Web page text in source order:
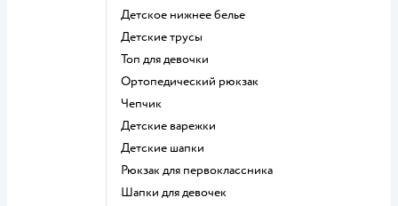
Детское нижнее белье
Детские трусы
Топ для девочки
Ортопедический рюкзак
Чепчик
Детские варежки
Детские шапки
Рюкзак для первоклассника
Шапки для девочек